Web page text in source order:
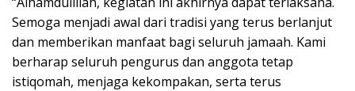
Semoga menjadi awal dari tradisi yang terus berlanjut
dan memberikan manfaat bagi seluruh jamaah. Kami
berharap seluruh pengurus dan anggota tetap
istiqomah, menjaga kekompakan, serta terus